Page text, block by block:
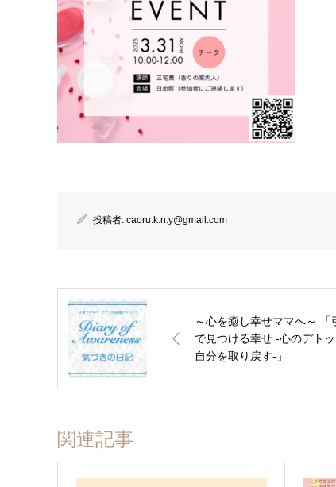
投稿者: caoru.k.n.y@gmail.com
～心を癒し幸せママへ～ 「
で見つける幸せ -心のデト
自分を取り戻す-」
関連記事